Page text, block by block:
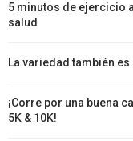
5 minutos de ejercicio
salud
La variedad también
¡Corre por una buena
5K & 10K!